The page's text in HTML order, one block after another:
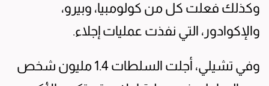
وكذلك فعلت كل من كولومبيا، وبيرو،
والإكوادور، التي نفذت عمليات إجلاء.
وفي تشيلي، أجلت السلطات 1.4 مليون شخص